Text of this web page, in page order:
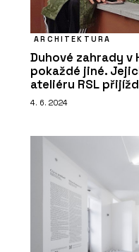
ARCHITEKTURA
Duhové zahrady v
pokaždé jiné.
ateliéru RSL
4. 6. 2024